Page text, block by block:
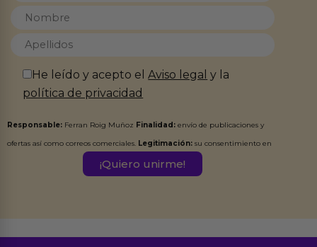
He leído y acepto elAviso legal y la
política de privacidad
Responsable: Ferran Roig Muñoz Finalidad: envío de publicaciones y
ofertas así como correos comerciales. Legitimación: su consentimiento en
Destinatarios:Ferran Roig Muñoz. Podrás ejercer tus